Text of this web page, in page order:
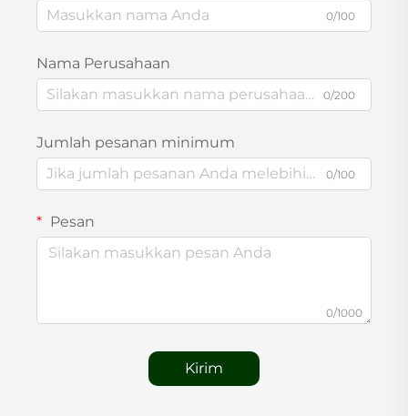
0/100
Nama Perusahaan
0/200
Jumlah pesanan minimum
0/100
Pesan
0/1000
Kirim